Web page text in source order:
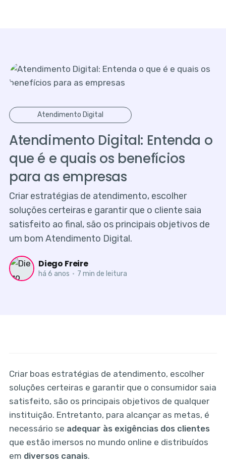
Atendimento Digital
Atendimento Digital: Entenda o
que é e quais os benefícios
para as empresas
Criar estratégias de atendimento, escolher
soluções certeiras e garantir que o cliente saia
satisfeito ao final, são os principais objetivos de
um bom Atendimento Digital.
Diego Freire
há 6 anos • 7 min de leitura
Criar boas estratégias de atendimento, escolher
soluções certeiras e garantir que o consumidor saia
satisfeito, são os principais objetivos de qualquer
instituição. Entretanto, para alcançar as metas, é
necessário se adequar às exigências dos clientes
que estão imersos no mundo online e distribuídos
em diversos canais.